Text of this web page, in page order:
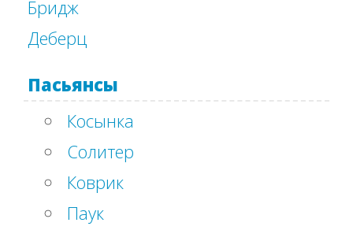
Бридж
Деберц
Пасьянсы
Косынка
Солитер
Коврик
Паук